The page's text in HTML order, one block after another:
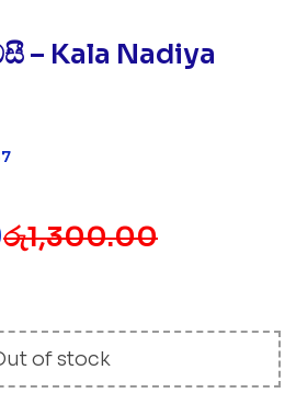
– Kala Nadiya
රු1,300.00
of stock